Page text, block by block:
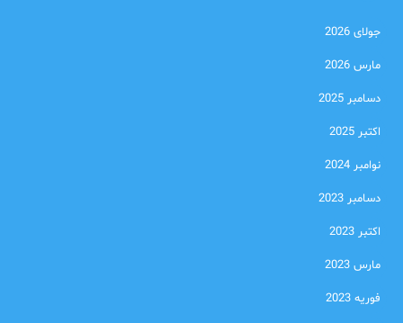
جولای 2026
مارس 2026
دسامبر 2025
اکتبر 2025
نوامبر 2024
دسامبر 2023
اکتبر 2023
مارس 2023
فوریه 2023